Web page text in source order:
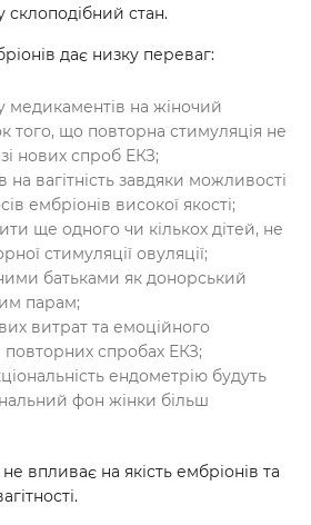
склоподібний стан.
дає низку переваг:
на жіночий
того, що повторна стимуляція не
нових спроб ЕКЗ;
вагітність завдяки можливості
ембріонів високої якості;
ще одного чи кількох дітей, не
стимуляції овуляції;
батьками як донорський
парам;
витрат та емоційного
спробах ЕКЗ;
ендометрію будуть
фон жінки більш
впливає на якість ембріонів та